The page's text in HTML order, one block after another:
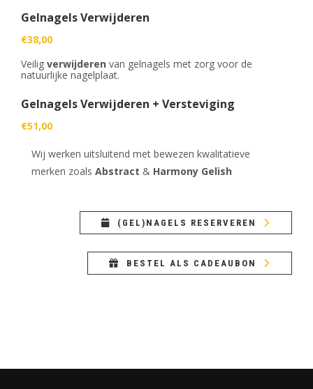
Gelnagels Verwijderen
€38,00
Veilig verwijderen van gelnagels met zorg voor de
natuurlijke nagelplaat.
Gelnagels Verwijderen + Versteviging
€51,00
Wij werken uitsluitend met bewezen kwalitatieve
merken zoals Abstract & Harmony Gelish
(GEL)NAGELS RESERVEREN
BESTEL ALS CADEAUBON